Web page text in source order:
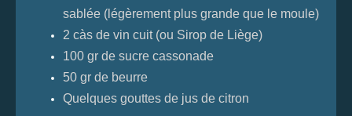
sablée (légèrement plus grande que le moule)
2 càs de vin cuit (ou Sirop de Liège)
100 gr de sucre cassonade
50 gr de beurre
Quelques gouttes de jus de citron